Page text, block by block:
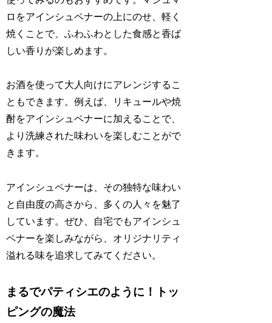
ロをアインシュペナーの上にのせ、軽く
焼くことで、ふわふわとした食感と香ば
しい香りが楽しめます。
お酒を使って大人向けにアレンジするこ
ともできます。例えば、リキュールや焼
酎をアインシュペナーに加えることで、
より洗練された味わいを楽しむことがで
きます。
アインシュペナーは、その独特な味わい
と自由度の高さから、多くの人々を魅了
しています。ぜひ、自宅でもアインシュ
ペナーを楽しみながら、オリジナリティ
溢れる味を追求してみてください。
まるでパティシエのように！トッ
ピングの魔法